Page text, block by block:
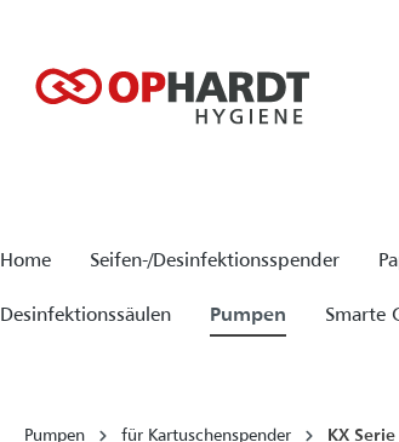
Home Seifen-/Desinfektionsspender
Desinfektionssäulen Pumpen Smarte
Pumpen für Kartuschenspender KX Serie